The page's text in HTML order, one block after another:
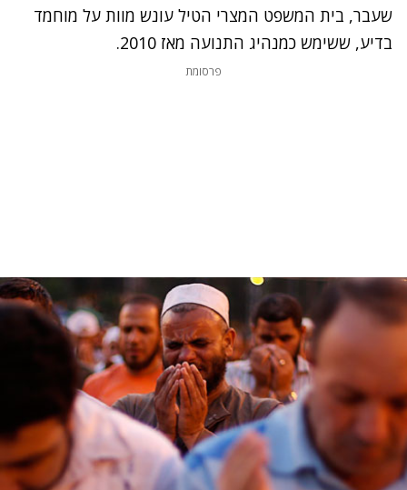
שעבר, בית המשפט המצרי הטיל עונש מוות על מוחמד
בדיע, ששימש כמנהיג התנועה מאז 2010.
פרסומת